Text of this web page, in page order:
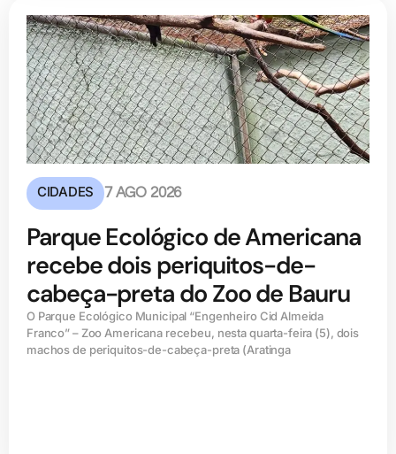
CIDADES 7 AGO 2026
Parque Ecológico de Americana
recebe dois periquitos-de-
cabeça-preta do Zoo de Bauru
O Parque Ecológico Municipal “Engenheiro Cid Almeida
Franco” – Zoo Americana recebeu, nesta quarta-feira (5), dois
machos de periquitos-de-cabeça-preta (Aratinga